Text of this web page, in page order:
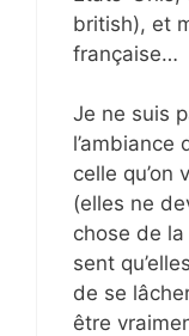
british), et
française…
Je ne suis
l’ambiance
celle qu’on
(elles ne
chose de
sent
de se
être